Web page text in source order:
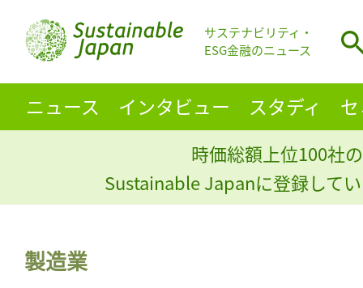
サステナビリティ・
ESG金融のニュース
ニュース インタビュー スタディ
時価総額上位100社
Sustainable Japanに登録して
製造業